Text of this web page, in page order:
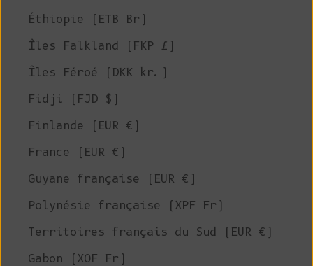
Éthiopie (ETB Br)
Îles Falkland (FKP £)
Îles Féroé (DKK kr.)
Fidji (FJD $)
Finlande (EUR €)
France (EUR €)
Guyane française (EUR €)
Polynésie française (XPF Fr)
Territoires français du Sud (EUR €)
Gabon (XOF Fr)